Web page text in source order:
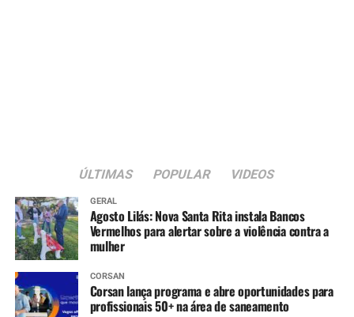
ÚLTIMAS POPULAR VIDEOS
GERAL
Agosto Lilás: Nova Santa Rita instala Bancos
Vermelhos para alertar sobre a violência contra a
mulher
CORSAN
Corsan lança programa e abre oportunidades para
profissionais 50+ na área de saneamento